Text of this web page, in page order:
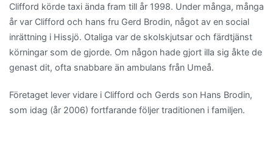
Clifford körde taxi ända fram till år 1998. Under många, många
år var Clifford och hans fru Gerd Brodin, något av en social
inrättning i Hissjö. Otaliga var de skolskjutsar och färdtjänst
körningar som de gjorde. Om någon hade gjort illa sig åkte de
genast dit, ofta snabbare än ambulans från Umeå.
Företaget lever vidare i Clifford och Gerds son Hans Brodin,
som idag (år 2006) fortfarande följer traditionen i familjen.